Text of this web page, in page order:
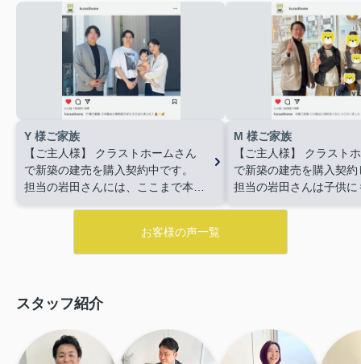
Y 様ご家族
【ご主人様】
クラストホームさん
で新築の建売を購入契約中です。
担当の岩田さんには、ここまで本当
岩田さんも同じ年代のお子さんがい
らっしゃるとのことで、こちらの
です。 内覧も何件も一緒に回って
社がお休みの日にも対応してもらえ
たのが印象的でした！
連絡のレス
M 様ご家族
【ご主人様】
クラスト
で新築の建売を購入契
担当の岩田さんは子供に
に対して優しく、
のことなどいろいろ頑
ても感謝してます。
お客様の声一覧
スタッフ紹介